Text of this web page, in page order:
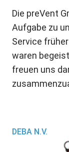
Die preVent
Aufgabe zu
Service
waren
freuen uns
DEBA N.V.